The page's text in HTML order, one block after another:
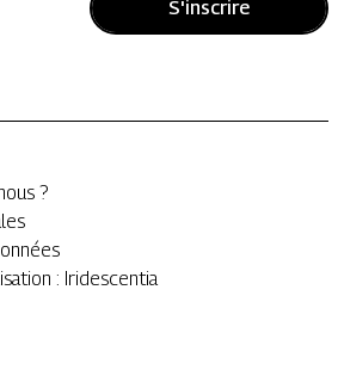
S'inscrire
?
: Iridescentia